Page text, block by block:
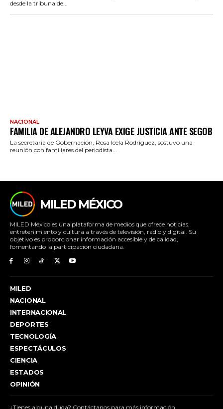
desde la tribuna de...
NACIONAL
FAMILIA DE ALEJANDRO LEYVA EXIGE JUSTICIA ANTE SEGOB
La secretaria de Gobernación, Rosa Icela Rodríguez, sostuvo una
reunión con familiares del periodista...
MILED MÉXICO
MILED México es una plataforma de medios que ofrece noticias,
entretenimiento y cultura a través de televisión, radio y digital. Su
objetivo es proporcionar información accesible y de calidad,
fomentando la participación ciudadana.
MILED
NACIONAL
INTERNACIONAL
DEPORTES
TECNOLOGÍA
ESPECTÁCULOS
CIENCIA
ESTADOS
OPINIÓN
¿Tienes alguna duda? Contáctanos para más información.